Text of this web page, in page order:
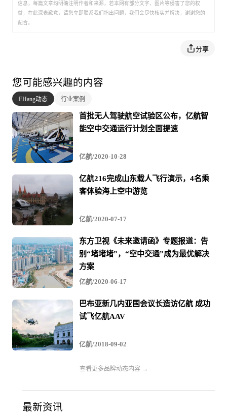
（EUROCONTROL）的专家组成。
逐步开展，应用于地面与山顶、海岸与海岛之间的物流运
逐步扩展到中国的其他地区。
亿航216在台州试运行试点完成大量测试飞行
作为中国民航局批准的首家载人级自动驾驶飞行器适航审
定试点单位，以及中国民航局民用无人驾驶航空器管理各
专项工作组的成员，亿航智能积累了大量的测试飞行数据
与宝贵的实践经验，作为行业的志愿者为中国民航局不断
制定和完善载人级自动驾驶飞行器（AAV）的相关法规和
标准贡献一份力量。
中国民航局副局长李健表示：“亿航载人级自动驾驶飞行器
第一阶段‘以物易人’的试运行已完成风险评估和验证工作，
中国民航局总工程师殷时军在亿航216试运行审定现场表
示：“无人机发展是个趋势，在确保运输航空安全的情况
信息，每篇文章均明确注明作者和来源，若本网有部分文字、图片等侵害了您的权
益，在此深表歉意，请您立即联系我们指出问题，我们会尽快核实并解决，谢谢您的
配合。
分享
您可能感兴趣的内容
EHang动态 行业案例
首批无人驾驶航空试验区公布，亿航智
能空中交通运行计划全面提速
亿航/2020-10-28
亿航216完成山东载人飞行演示，4名乘
客体验海上空中游览
亿航/2020-07-17
东方卫视《未来邀请函》专题报道：告
别“堵堵堵”，“空中交通”成为最优解决
方案
亿航/2020-06-17
巴布亚新几内亚国会议长造访亿航 成功
试飞亿航AAV
亿航/2018-09-02
查看更多品牌动态内容 →
最新资讯